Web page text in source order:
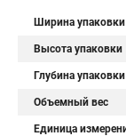
Ширина упаковки
Высота упаковки
Глубина упаковки
Объемный вес
Единица